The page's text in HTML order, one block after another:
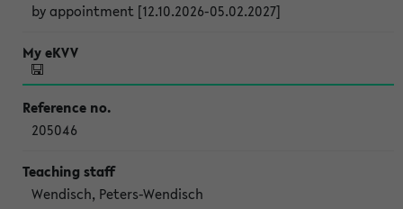
by appointment [12.10.2026-05.02.2027]
205046
Wendisch, Peters-Wendisch